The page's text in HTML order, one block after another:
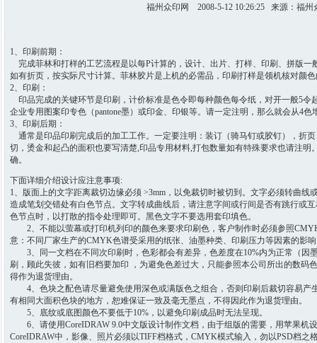
福州众印网 2008-5-12 10:26:25 来源：福州
1、印刷前期：
完成菲林和打样的工艺流程是以每P计算的，设计、出片、打样、印刷、拼版一
如有折页，按实际尺寸计算。菲林胶片是上机的必需品，印刷打样是领机核对颜
2、印刷：
印品完成的关键环节是印刷，计价标准是色令即每种颜色每令纸，对开一般5令
企业专用图案印专色（pantone墨）或印金、印银等。请一定注明，那么就会从4色
3、印刷后期：
通常是印品印刷完成后的加工工作。一定要注明：装订（骑马钉或胶钉），折
切，烫金和起凸的面积也要写清楚,印品专用材料,打包数量如有特殊要求也请注明
确。
下面详细介绍设计应注意事项:
1、版面上的文字距离裁切边缘必须 >3mm，以免裁切时被切到。文字必须转曲线
造成笔划交错处有白色节点。文字转成曲线后，请注意字间或行间是否有跳行或
色节点时，以打散的指令处理即可。黑色文字不要选用套印填色。
2、不能以萤幕或打印机列印的颜色来要求印刷色，客户制作时必须参照
意：不同厂家生产的CMYK色谱受采用的纸张、油墨种类、印刷压力等因素的影
3、同一文档在不同次印刷时，色彩都会有差异，色差度在10%内为正常（因
刷，顾此失彼，如有旧档要加印 ，为避免色差过大，只能参照本公司所出的数码
得作为退货理由。
4、色块之配色请尽量避免使用深色或满版色之组合，否则印刷后裁切容易产
有相同大面积色块的地方，恕难保证一致及毫无墨点，不得因此作为退货理由。
5、底纹或底图颜色不要低于10%，以避免印刷成品时无法呈现。
6、请使用CoreIDRAW 9.0中文版设计制作文档，由于组版的需要，用苹果机
CoreIDRAW中，影像、照片必须以TIFF档格式，CMYK模式输入，勿以PSD档之